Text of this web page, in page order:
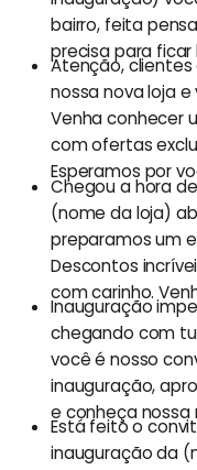
bairro, feita
precisa para ficar
Atenção, clientes
nossa nova loja e
Venha conhecer
com ofertas
Esperamos por
Chegou a hora
(nome da loja)
preparamos um
Descontos
com carinho.
Inauguração
chegando com
você é nosso
inauguração,
e conheça nossa
Está feito o
inauguração da